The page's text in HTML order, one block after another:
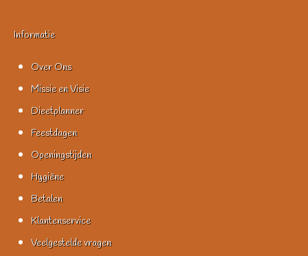
Informatie
Over Ons
Missie en Visie
Dieetplanner
Feestdagen
Openingstijden
Hygiëne
Betalen
Klantenservice
Veelgestelde vragen